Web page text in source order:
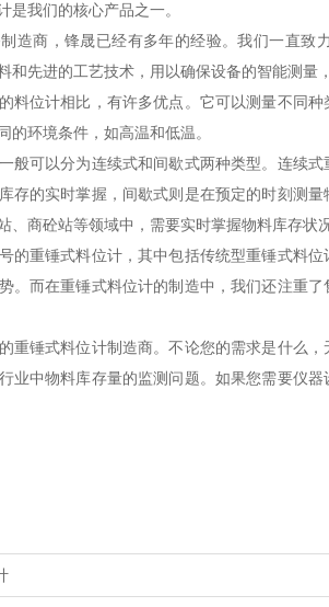
是我们的核心产品之一。
造商，锋晟已经有多年的经验。我们一直致
和先进的工艺技术，用以确保设备的智能测量
料位计相比，有许多优点。它可以测量不同
的环境条件，如高温和低温。
般可以分为连续式和间歇式两种类型。连续
存的实时掌握，间歇式则是在预定的时刻测
、商砼站等领域中，需要实时掌握物料库存状
的重锤式料位计，其中包括传统型重锤式料
。而在重锤式料位计的制造中，我们还注重
重锤式料位计制造商。不论您的需求是什么
业中物料库存量的监测问题。如果您需要仪